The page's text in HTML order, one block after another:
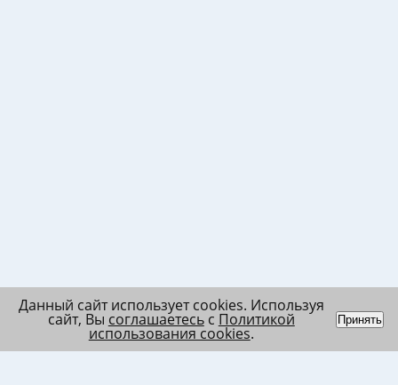
Данный сайт использует cookies. Используя
сайт, Вы соглашаетесьс Политикой
использования cookies.
Принять